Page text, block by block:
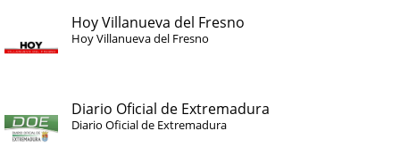
Hoy Villanueva del Fresno
Hoy Villanueva del Fresno
Diario Oficial de Extremadura
Diario Oficial de Extremadura